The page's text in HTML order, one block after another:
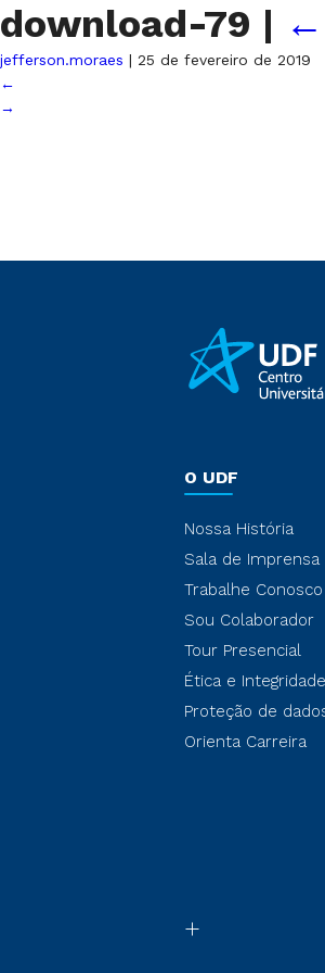
download-79 | ←
jefferson.moraes | 25 de fevereiro de 2019
←
→
O UDF
Nossa História
Sala de Imprensa
Trabalhe Conosco
Sou Colaborador
Tour Presencial
Ética e Integridade
Proteção de
Orienta Carreira